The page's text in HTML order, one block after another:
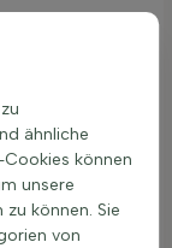
apfelgrün
sondern auch
grün blühende
große
jedem Garten
ähnliche
können
unsere
können. Sie
von